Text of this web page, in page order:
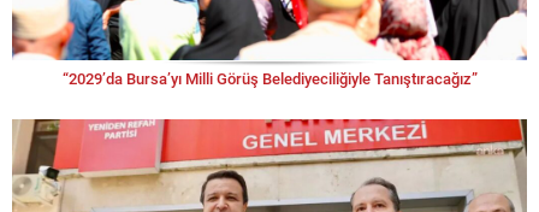
“2029’da Bursa’yı Milli Görüş Belediyeciliğiyle Tanıştıracağız”